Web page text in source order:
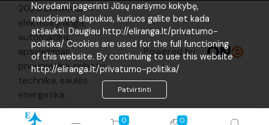
Norėdami pagerinti Jūsų naršymo kokybę,
naudojame slapukus, kuriuos galite bet kada
atšaukti. Daugiau http://eliranga.lt/privatumo-
politika/ Cookies are used for the full functioning
of this website. By continuing to use this website
http://eliranga.lt/privatumo-politika/
Patvirtinti
2026 ELIRANGA =
elektros įranga,
automatika,
apšvietimas,
pneumatika, robotų
technika, saulės
energetika
Powered by
0 0